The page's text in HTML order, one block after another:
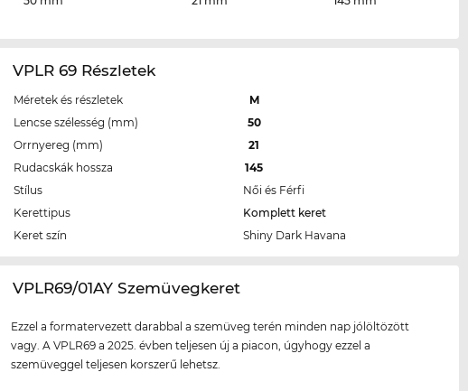
VPLR 69 Részletek
Méretek és részletek
M
Lencse szélesség (mm)
50
Orrnyereg (mm)
21
Rudacskák hossza
145
Stílus
Női és Férfi
Kerettipus
Komplett keret
Keret szín
Shiny Dark Havana
‌VPLR69/01AY Szemüvegkeret
Ezzel a formatervezett darabbal a szemüveg terén minden nap jólöltözött
vagy. A VPLR69 a 2025. évben teljesen új a piacon, úgyhogy ezzel a
szemüveggel teljesen korszerű lehetsz.